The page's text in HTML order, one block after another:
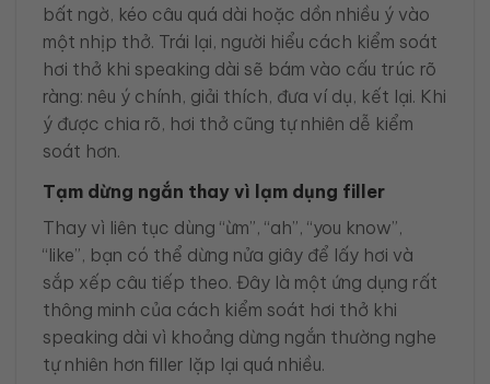
bất ngờ, kéo câu quá dài hoặc dồn nhiều ý vào
một nhịp thở. Trái lại, người hiểu cách kiểm soát
hơi thở khi speaking dài sẽ bám vào cấu trúc rõ
ràng: nêu ý chính, giải thích, đưa ví dụ, kết lại. Khi
ý được chia rõ, hơi thở cũng tự nhiên dễ kiểm
soát hơn.
Tạm dừng ngắn thay vì lạm dụng filler
Thay vì liên tục dùng “ừm”, “ah”, “you know”,
“like”, bạn có thể dừng nửa giây để lấy hơi và
sắp xếp câu tiếp theo. Đây là một ứng dụng rất
thông minh của cách kiểm soát hơi thở khi
speaking dài vì khoảng dừng ngắn thường nghe
tự nhiên hơn filler lặp lại quá nhiều.